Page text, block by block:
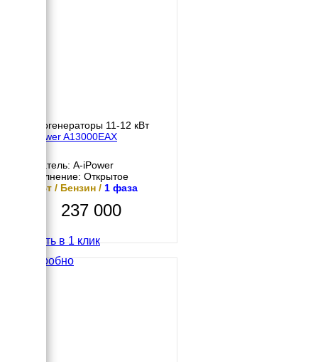
Бензогенераторы 11-12 кВт
A-iPower A13000EAX
Двигатель: A-iPower
Исполнение: Открытое
12 кВт / Бензин / 1 фаза
237 000
Купить в 1 клик
Подробно